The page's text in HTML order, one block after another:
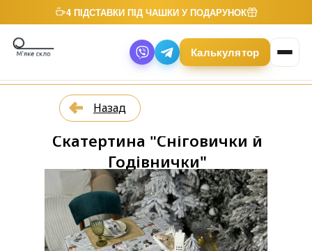
4 ПІДСТАВКИ ПІД ЧАШКИ У ПОДАРУНОК
Калькулятор
Назад
Скатертина "Сніговички й
Годівнички"